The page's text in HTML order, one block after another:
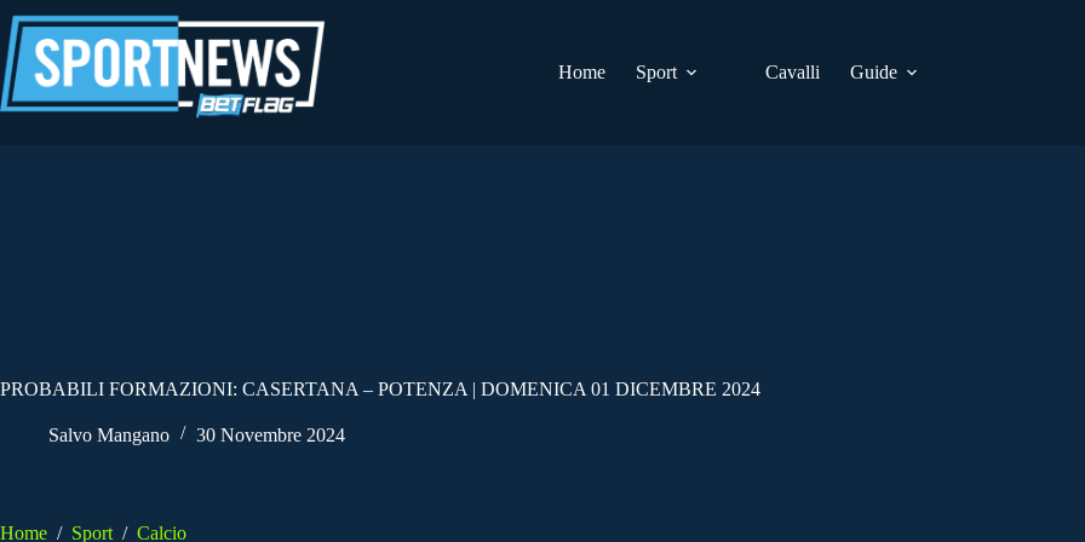
al
contenuto
Home
Sport Cavalli Guide
PROBABILI FORMAZIONI: CASERTANA – POTENZA | DOMENICA 01 DICEMBRE 2024
Salvo Mangano 30 Novembre 2024
Home / Sport / Calcio